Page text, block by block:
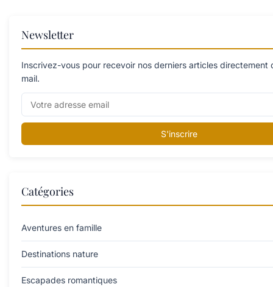
Newsletter
Inscrivez-vous pour recevoir nos derniers articles directement
mail.
S'inscrire
Catégories
Aventures en famille
Destinations nature
Escapades romantiques